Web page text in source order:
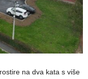
na dva kata s više